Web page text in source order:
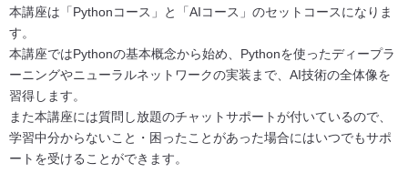
本講座は「Pythonコース」と「AIコース」のセットコースになりま
す。
本講座ではPythonの基本概念から始め、Pythonを使ったディープラ
ーニングやニューラルネットワークの実装まで、AI技術の全体像を
習得します。
また本講座には質問し放題のチャットサポートが付いているので、
学習中分からないこと・困ったことがあった場合にはいつでもサポ
ートを受けることができます。